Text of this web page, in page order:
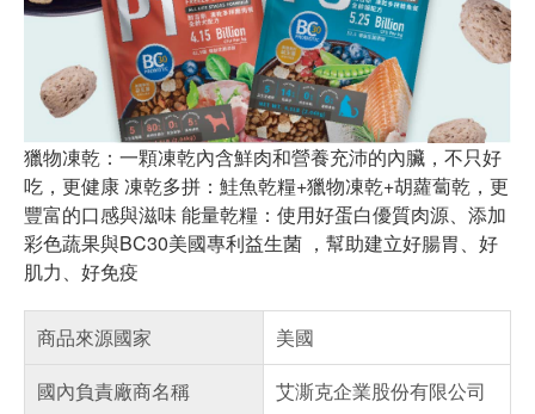
獵物凍乾：一顆凍乾內含鮮肉和營養充沛的內臟，不只好
吃，更健康 凍乾多拼：鮭魚乾糧+獵物凍乾+胡蘿蔔乾，更
豐富的口感與滋味 能量乾糧：使用好蛋白優質肉源、添加
彩色蔬果與BC30美國專利益生菌 ，幫助建立好腸胃、好
肌力、好免疫
商品來源國家
美國
國內負責廠商名稱
艾澌克企業股份有限公司